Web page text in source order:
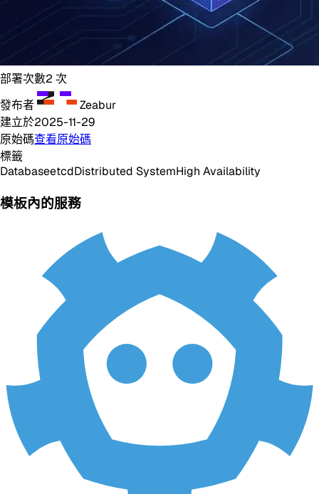
部署次數2 次
發布者
Zeabur
建立於2025-11-29
原始碼查看原始碼
標籤
DatabaseetcdDistributed SystemHigh Availability
模板內的服務